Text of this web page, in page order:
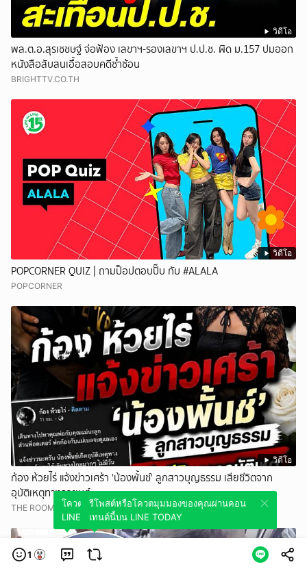
วิดีโอ
พล.ต.อ.สุรเชชษฐ์ จ่อฟ้อง เลขาฯ-รองเลขาฯ ป.ป.ช. ผิด ม.157 ปมออก
หนังสือสับสนเอื้อสอบคดีซ้ำซ้อน
BRIGHTTV.CO.TH
วิดีโอ
POPCORNER QUIZ | ถามป็อปตอบปั๊บ กับ #ALALA
POPCORNER
วิดีโอ
ก้อง ห้วยไร่ แจ้งข่าวเศร้า 'น้องพั้นช์' ลูกสาวบุญธรรม เสียชีวิตจาก
อุบัติเหตุทางรถยนต์
THE ROOM 44 CHANNEL
1
โควตมุมมองของคุณผ่านคอนเทนต์นี้บน
LINE TODAY
รีโพสต์หรือโควตมุมมองของคุณผ่านคอน
เทนต์นี้บน LINE TODAY